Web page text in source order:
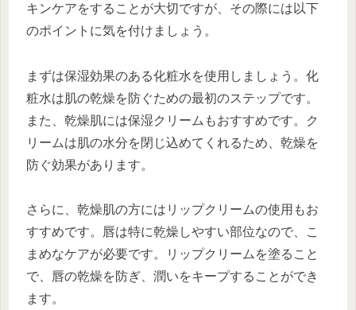
キンケアをすることが大切ですが、その際には以下
のポイントに気を付けましょう。
まずは保湿効果のある化粧水を使用しましょう。化
粧水は肌の乾燥を防ぐための最初のステップです。
また、乾燥肌には保湿クリームもおすすめです。ク
リームは肌の水分を閉じ込めてくれるため、乾燥を
防ぐ効果があります。
さらに、乾燥肌の方にはリップクリームの使用もお
すすめです。唇は特に乾燥しやすい部位なので、こ
まめなケアが必要です。リップクリームを塗ること
で、唇の乾燥を防ぎ、潤いをキープすることができ
ます。